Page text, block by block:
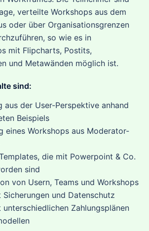
verteilte Workshops aus dem
oder über Organisationsgrenzen
so wie es in
mit Flipcharts, Postits,
und Metawänden möglich ist.
sind:
aus der User-Perspektive anhand
Beispiels
eines Workshops aus Moderator-
die mit Powerpoint & Co.
sind
von Usern, Teams und Workshops
Sicherungen und Datenschutz
unterschiedlichen Zahlungsplänen